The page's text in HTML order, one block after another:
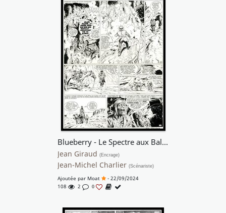
Blueberry - Le Spectre aux Balles d'Or
Jean Giraud (Encrage)
Jean-Michel Charlier (Scénariste)
Ajoutée par Moat
- 22/09/2024
108
2 0